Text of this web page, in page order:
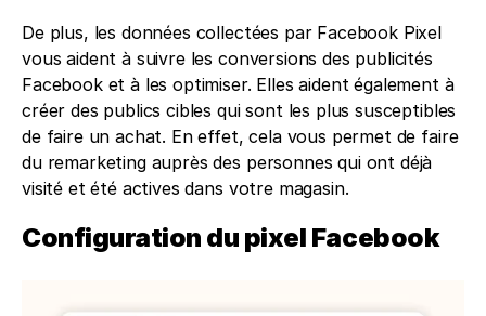
De plus, les données collectées par Facebook Pixel
vous aident à suivre les conversions des publicités
Facebook et à les optimiser. Elles aident également à
créer des publics cibles qui sont les plus susceptibles
de faire un achat. En effet, cela vous permet de faire
du remarketing auprès des personnes qui ont déjà
visité et été actives dans votre magasin.
Configuration du pixel Facebook